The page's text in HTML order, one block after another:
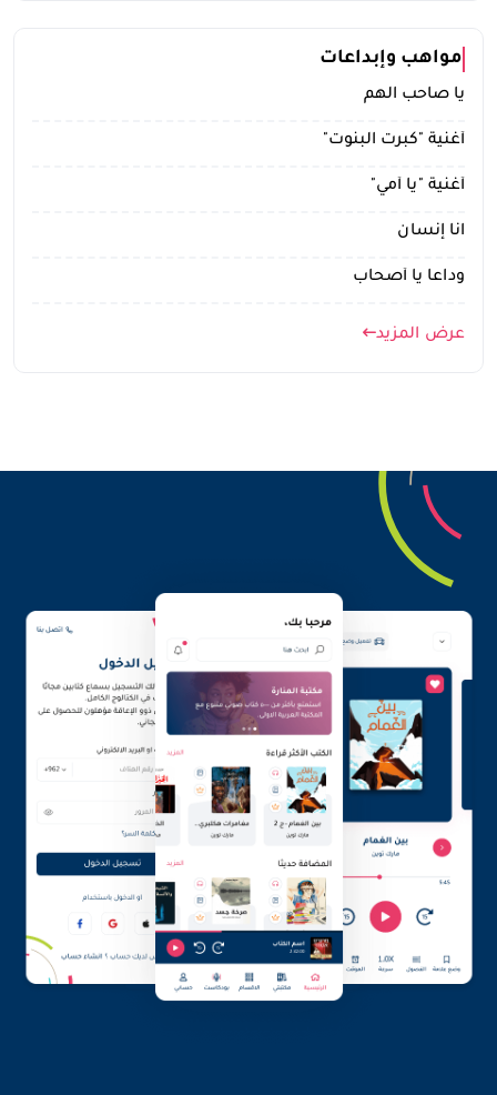
مواهب وإبداعات
يا صاحب الهم
أغنية "كبرت البنوت"
أغنية "يا أمي"
انا إنسان
وداعاً يا أصحاب
عرض المزيد